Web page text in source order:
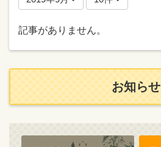
記事がありません。
お知らせ